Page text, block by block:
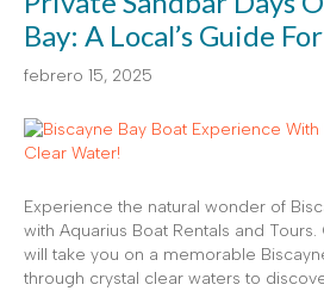
Bay: A Local’s Guide
febrero 15, 2025
Experience the natural wonder of
with Aquarius Boat Rentals and
will take you on a memorable
through crystal clear waters to